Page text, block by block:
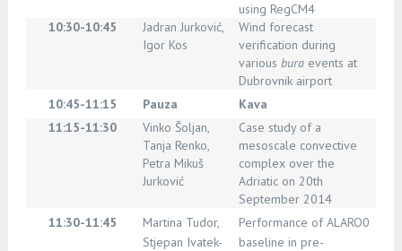
using RegCM4
10:30-10:45
Jadran Jurković,
Igor Kos
Wind forecast
verification during
various buraevents at
Dubrovnik airport
10:45-11:15
Pauza
Kava
11:15-11:30
Vinko Šoljan,
Tanja Renko,
Petra Mikuš
Jurković
Case study of a
mesoscale convective
complex over the
Adriatic on 20th
September 2014
11:30-11:45
Martina Tudor,
Stjepan Ivatek-
Performance of ALARO0
baseline in pre-